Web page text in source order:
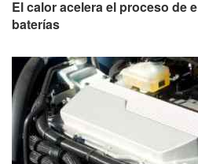
El calor acelera el proceso de
baterías